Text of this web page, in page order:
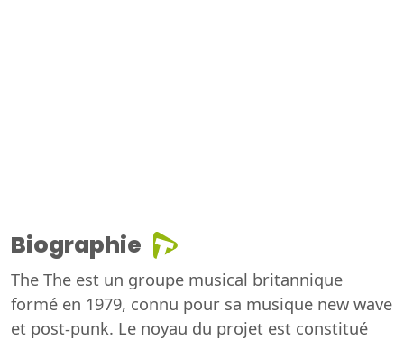
Biographie
The The est un groupe musical britannique
formé en 1979, connu pour sa musique new wave
et post-punk. Le noyau du projet est constitué